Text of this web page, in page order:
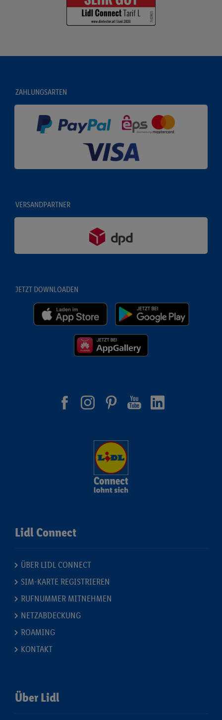
ZAHLUNGSARTEN
VERSANDPARTNER
JETZT DOWNLOADEN
Lidl Connect
ÜBER LIDL CONNECT
SIM-KARTE REGISTRIEREN
RUFNUMMER MITNEHMEN
NETZABDECKUNG
ROAMING
KONTAKT
Über Lidl